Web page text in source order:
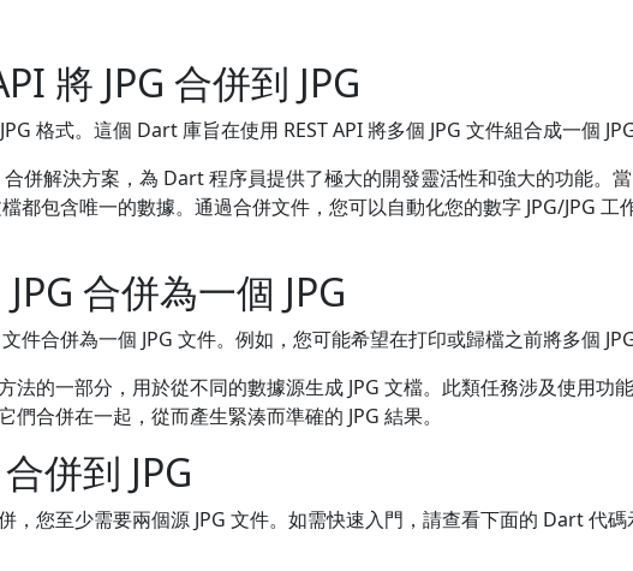
將 JPG 合併到 JPG
格式。這個 Dart 庫旨在使用 REST API 將多個 JPG 文件組合成一個
合併解決方案，為 Dart 程序員提供了極大的開發靈活性和強大的功能。
都包含唯一的數據。通過合併文件，您可以自動化您的數字 JPG/JPG
合併為一個 JPG
件合併為一個 JPG 文件。例如，您可能希望在打印或歸檔之前將多個
法的一部分，用於從不同的數據源生成 JPG 文檔。此類任務涉及使用功
們合併在一起，從而產生緊湊而準確的 JPG 結果。
併到 JPG
，您至少需要兩個源 JPG 文件。如需快速入門，請查看下面的 Dart 代碼